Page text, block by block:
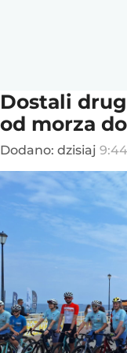
Dostali
od morza
Dodano: dzisiaj 9:44